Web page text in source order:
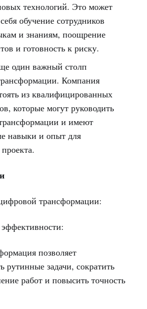
технологий. Это может
обучение сотрудников
и знаниям, поощрение
и готовность к риску.
один важный столп
Компания
из квалифицированных
которые могут руководить
и имеют
навыки и опыт для
трансформации:
позволяет
рутинные задачи, сократить
работ и повысить точность